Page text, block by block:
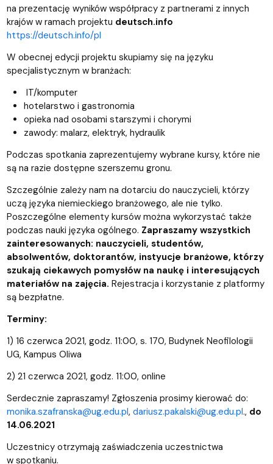
na prezentację wyników współpracy z partnerami z innych
krajów w ramach projektu deutsch.info
https://deutsch.info/pl
W obecnej edycji projektu skupiamy się na języku
specjalistycznym w branżach:
IT/komputer
hotelarstwo i gastronomia
opieka nad osobami starszymi i chorymi
zawody: malarz, elektryk, hydraulik
Podczas spotkania zaprezentujemy wybrane kursy, które nie
są na razie dostępne szerszemu gronu.
Szczególnie zależy nam na dotarciu do nauczycieli, którzy
uczą języka niemieckiego branżowego, ale nie tylko.
Poszczególne elementy kursów można wykorzystać także
podczas nauki języka ogólnego. Zapraszamy wszystkich
zainteresowanych: nauczycieli, studentów,
absolwentów, doktorantów, instyucje branżowe, którzy
szukają ciekawych pomysłów na naukę i interesujących
materiałów na zajęcia. Rejestracja i korzystanie z platformy
są bezpłatne.
Terminy:
1) 16 czerwca 2021, godz. 11:00, s. 170, Budynek Neofilologii
UG, Kampus Oliwa
2) 21 czerwca 2021, godz. 11:00, online
Serdecznie zapraszamy! Zgłoszenia prosimy kierować do:
monika.szafranska@ug.edu.pl, dariusz.pakalski@ug.edu.pl., do
14.06.2021
Uczestnicy otrzymają zaświadczenia uczestnictwa
w spotkaniu.